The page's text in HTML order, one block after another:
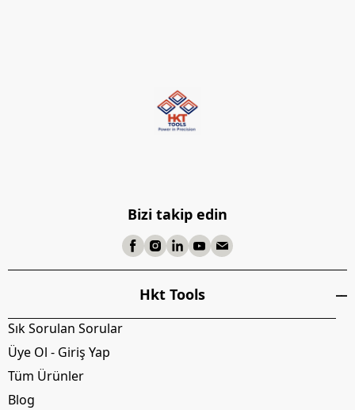
Bizi takip edin
Hkt Tools
Sık Sorulan Sorular
Üye Ol - Giriş Yap
Tüm Ürünler
Blog